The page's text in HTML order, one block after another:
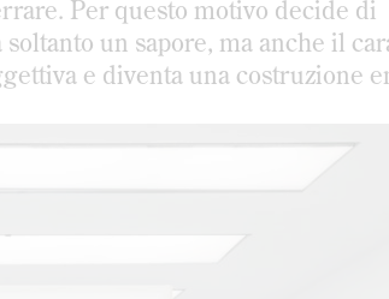
Per questo motivo decide di
un sapore, ma anche il
e diventa una costruzione